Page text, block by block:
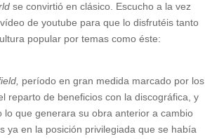
se convirtió en clásico. Escucho a la vez
de youtube para que lo disfrutéis tanto
popular por temas como éste:
período en gran medida marcado por los
reparto de beneficios con la discográfica, y
que generara su obra anterior a cambio
ya en la posición privilegiada que se había